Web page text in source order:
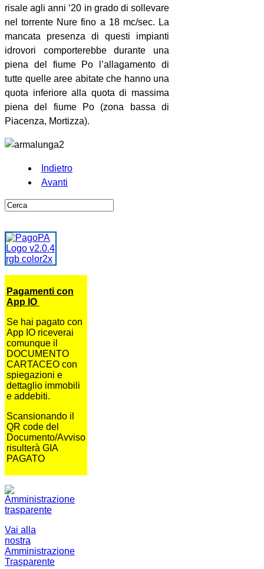
risale agli anni ‘20 in grado di sollevare
nel torrente Nure fino a 18 mc/sec. La
mancata presenza di questi impianti
idrovori comporterebbe durante una
piena del fiume Po l’allagamento di
tutte quelle aree abitate che hanno una
quota inferiore alla quota di massima
piena del fiume Po (zona bassa di
Piacenza, Mortizza).
Indietro
Avanti
Pagamenti con
App IO
Se hai pagato con
App IO riceverai
comunque il
DOCUMENTO
CARTACEO con
spiegazioni e
dettaglio immobili
e addebiti.
Scansionando il
QR code del
Documento/Avviso
risulterà GIA
PAGATO
Vai alla
nostra
Amministrazione
Trasparente